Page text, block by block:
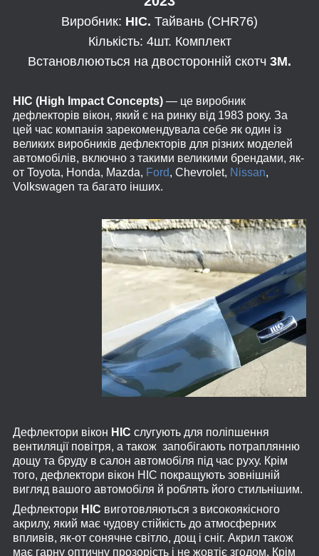
Виробник: HIС. Тайвань (CHR76)
Кількість: 4шт. Комплект
Встановлюються на двосторонній скотч 3М.
HIC (High Impact Concepts) — це виробник
дефлекторів вікон, який є на ринку від 1983 року. За
цей час компанія зарекомендувала себе як один із
великих виробників дефлекторів для різних моделей
автомобілів, включно з такими великими брендами, як-
от Toyota, Honda, Mazda, Ford, Chevrolet, Nissan,
Volkswagen та багато інших.
Дефлектори вікон HIC слугують для поліпшення
вентиляції повітря, а також запобігають потраплянню
дощу та бруду в салон автомобіля під час руху. Крім
того, дефлектори вікон HIC покращують зовнішній
вигляд вашого автомобіля й роблять його стильнішим.
Дефлектори HIC виготовляються з високоякісного
акрилу, який має чудову стійкість до атмосферних
впливів, як-от сонячне світло, дощ і сніг. Акрил також
має гарну оптичну прозорість і не жовтіє згодом. Крім